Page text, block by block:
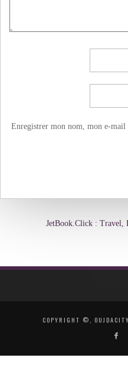
Enregistrer mon nom, mon e-mail
JetBook.Click : Travel,
COPYRIGHT ©,